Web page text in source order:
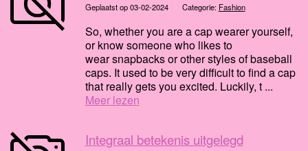
Geplaatst op 03-02-2024 Categorie: Fashion
So, whether you are a cap wearer yourself,
or know someone who likes to
wear snapbacks or other styles of baseball
caps. It used to be very difficult to find a cap
that really gets you excited. Luckily, t ...
Meer lezen
Integraal betekenis uitgelegd